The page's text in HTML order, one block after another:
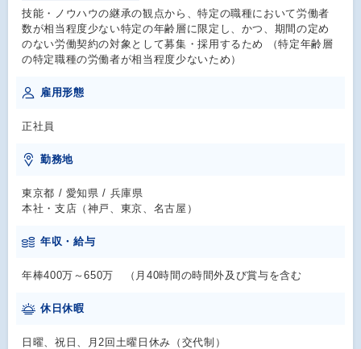
技能・ノウハウの継承の観点から、特定の職種において労働者
数が相当程度少ない特定の年齢層に限定し、かつ、期間の定め
のない労働契約の対象として募集・採用するため （特定年齢層
の特定職種の労働者が相当程度少ないため）
雇用形態
正社員
勤務地
東京都 / 愛知県 / 兵庫県
本社・支店（神戸、東京、名古屋）
年収・給与
年棒400万～650万 （月40時間の時間外及び賞与を含む
休日休暇
日曜、祝日、月2回土曜日休み（交代制）